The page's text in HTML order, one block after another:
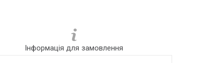
Інформація для замовлення